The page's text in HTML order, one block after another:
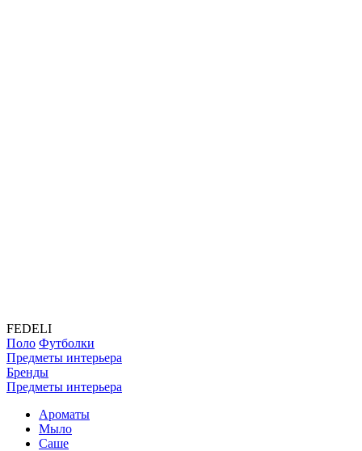
FEDELI
Поло Футболки
Предметы интерьера
Бренды
Предметы интерьера
Ароматы
Мыло
Саше